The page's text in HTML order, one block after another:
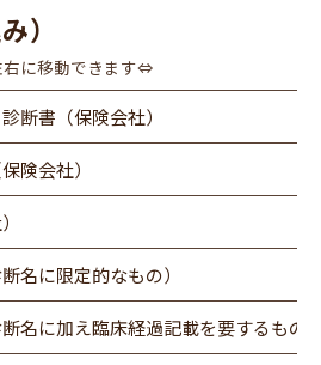
）
右に移動できます⇔
断書（保険会社）
険会社）
名に限定的なもの）
名に加え臨床経過記載を要するもの